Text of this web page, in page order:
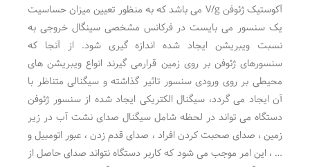
آکوستیک ژئوفن V/g می باشد که به منظور تعیین میزان حساسیت
یک سنسور می بایست در فرکانس مشخصی سینگال خروجی به
نسبت ویبریشن ایجاد شده اندازه گیری شود. از آنجا که
سنسورهای ژئوفن بر روی زمین قرارمی گیرند انواع ویبریشن های
محیطی بر روی ورودی سنسور تاثیر گذاشته و سیگنالی متناظر با
آن ایجاد می گردد، سیگنال الکتریکی ایجاد شده از سنسور ژئوفن
دستگاه می تواند در لحظه شامل سیگنال صدای نشت آب در زیر
زمین ، صدای صحبت کردن افراد ، صدای قدم زدن ، عبور اتومبیل و
… ، این امر موجب می شود که کاربر دستگاه نتواند صدای حاصل از